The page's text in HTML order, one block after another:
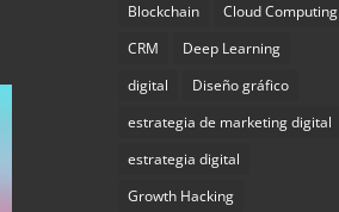
Blockchain
Cloud Computing
CRM
Deep Learning
digital
Diseño gráfico
estrategia de marketing digital
estrategia digital
Growth Hacking